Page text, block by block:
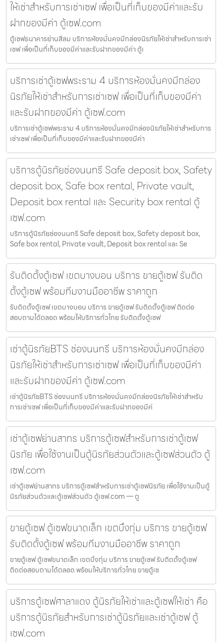
ให้เช่าสำหรับการเช่าเซฟ เพื่อเป็นที่เก็บของมีค่าและรับ
ฝากของมีค่า ตู้เซฟ.com
ตู้เซฟธนาคารย่านสีลม บริการห้องมั่นคงมีกล่องนิรภัยให้เช่าสำหรับการเช่า
เซฟ เพื่อเป็นที่เก็บของมีค่าและรับฝากของมีค่า ตู้เ
บริการเช่าตู้เซฟพระราม 4 บริการห้องมั่นคงมีกล่อง
นิรภัยให้เช่าสำหรับการเช่าเซฟ เพื่อเป็นที่เก็บของมีค่า
และรับฝากของมีค่า ตู้เซฟ.com
บริการเช่าตู้เซฟพระราม 4 บริการห้องมั่นคงมีกล่องนิรภัยให้เช่าสำหรับการ
เช่าเซฟ เพื่อเป็นที่เก็บของมีค่าและรับฝากของมีค่า
บริการตู้นิรภัยช่องนนทรี Safe deposit box, Safety
deposit box, Safe box rental, Private vault,
Deposit box rental และ Security box rental ตู้
เซฟ.com
บริการตู้นิรภัยช่องนนทรี Safe deposit box, Safety deposit box,
Safe box rental, Private vault, Deposit box rental และ Se
รับติดตั้งตู้เซฟ เขตบางบอน บริการ ขายตู้เซฟ รับติด
ตั้งตู้เซฟ พร้อมทีมงานมืออาชีพ ราคาถูก
รับติดตั้งตู้เซฟ เขตบางบอน บริการ ขายตู้เซฟ รับติดตั้งตู้เซฟ ติดต่อ
สอบถามได้ตลอด พร้อมให้บริการทั่วไทย รับติดตั้งตู้เซฟ
เช่าตู้นิรภัยBTS ช่องนนทรี บริการห้องมั่นคงมีกล่อง
นิรภัยให้เช่าสำหรับการเช่าเซฟ เพื่อเป็นที่เก็บของมีค่า
และรับฝากของมีค่า ตู้เซฟ.com
เช่าตู้นิรภัยBTS ช่องนนทรี บริการห้องมั่นคงมีกล่องนิรภัยให้เช่าสำหรับ
การเช่าเซฟ เพื่อเป็นที่เก็บของมีค่าและรับฝากของมีค่
เช่าตู้เซฟย่านสาทร บริการตู้เซฟสำหรับการเช่าตู้เซฟ
นิรภัย เพื่อใช้งานเป็นตู้นิรภัยส่วนตัวและตู้เซฟส่วนตัว ตู้
เซฟ.com
เช่าตู้เซฟย่านสาทร บริการตู้เซฟสำหรับการเช่าตู้เซฟนิรภัย เพื่อใช้งานเป็นตู้
นิรภัยส่วนตัวและตู้เซฟส่วนตัว ตู้เซฟ.com — ตู
ขายตู้เซฟ ตู้เซฟขนาดเล็ก เขตบึงกุ่ม บริการ ขายตู้เซฟ
รับติดตั้งตู้เซฟ พร้อมทีมงานมืออาชีพ ราคาถูก
ขายตู้เซฟ ตู้เซฟขนาดเล็ก เขตบึงกุ่ม บริการ ขายตู้เซฟ รับติดตั้งตู้เซฟ
ติดต่อสอบถามได้ตลอด พร้อมให้บริการทั่วไทย ขายตู้เซ
บริการตู้เซฟศาลาแดง ตู้นิรภัยให้เช่าและตู้เซฟให้เช่า คือ
บริการตู้นิรภัยสำหรับการเช่าตู้นิรภัยและเช่าตู้เซฟ ตู้
เซฟ.com